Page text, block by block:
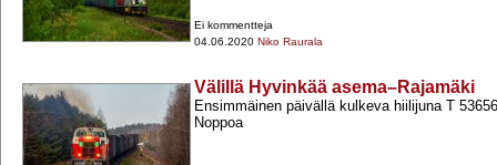
Ei kommentteja
04.06.2020 Niko Raurala
Välillä Hyvinkää asema–Rajamäki
Ensimmäinen päivällä kulkeva hiilijuna T
Noppoa